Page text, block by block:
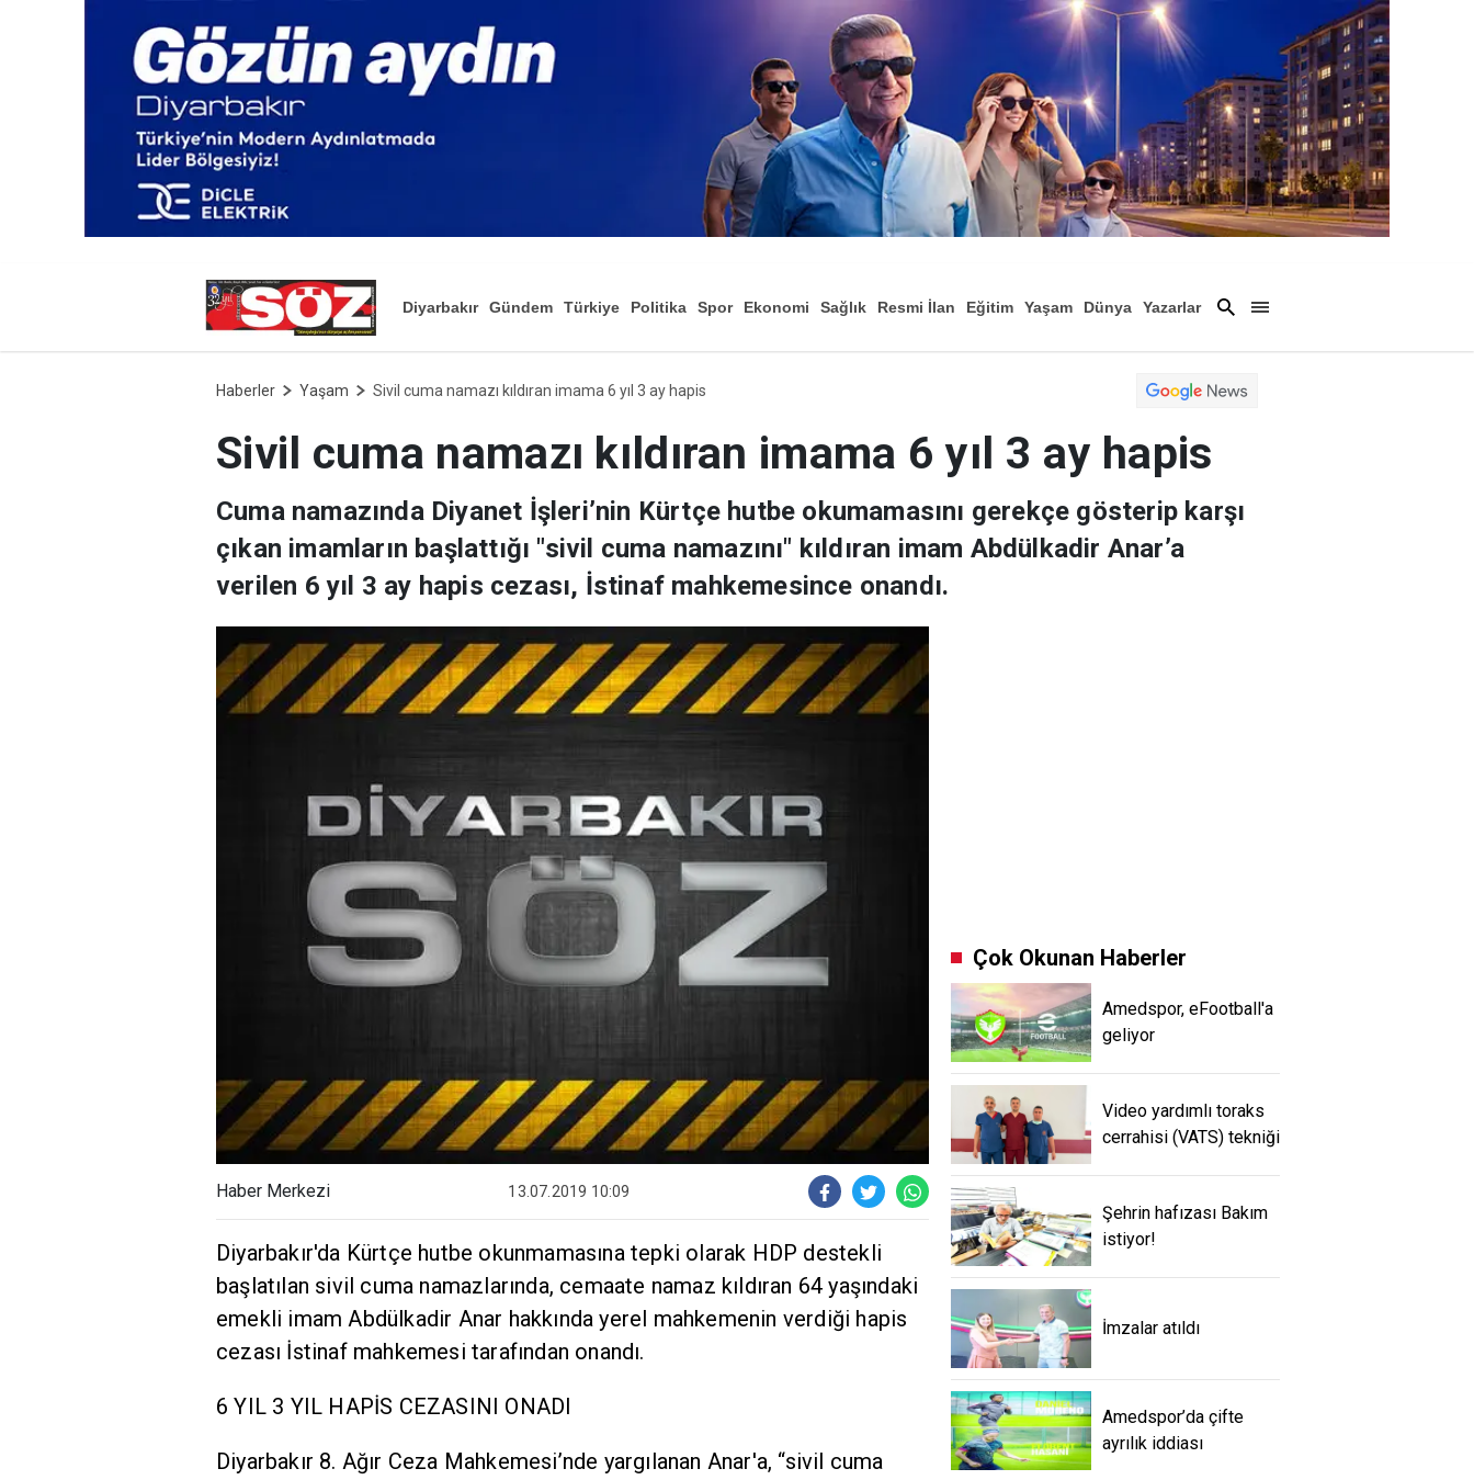
Diyarbakır Gündem Türkiye Politika Spor Ekonomi Sağlık Resmi İlan Eğitim Yaşam
Dünya
Yazarlar
Haberler Yaşam Sivil cuma namazı kıldıran imama 6 yıl 3 ay hapis
Sivil cuma namazı kıldıran imama 6 yıl 3 ay hapis
Cuma namazında Diyanet İşleri’nin Kürtçe hutbe okumamasını gerekçe gösterip karşı
çıkan imamların başlattığı "sivil cuma namazını" kıldıran imam Abdülkadir Anar’a
verilen 6 yıl 3 ay hapis cezası, İstinaf mahkemesince onandı.
Haber Merkezi 13.07.2019 10:09
Diyarbakır'da Kürtçe hutbe okunmamasına tepki olarak HDP destekli
başlatılan sivil cuma namazlarında, cemaate namaz kıldıran 64 yaşındaki
emekli imam Abdülkadir Anar hakkında yerel mahkemenin verdiği hapis
cezası İstinaf mahkemesi tarafından onandı.
6 YIL 3 YIL HAPİS CEZASINI ONADI
Diyarbakır 8. Ağır Ceza Mahkemesi’nde yargılanan Anar'a, “sivil cuma
Çok Okunan Haberler
Amedspor, eFootball'a
geliyor
Video yardımlı toraks
cerrahisi (VATS) tekniği
Şehrin hafızası Bakım
istiyor!
İmzalar atıldı
Amedspor’da çifte
ayrılık iddiası